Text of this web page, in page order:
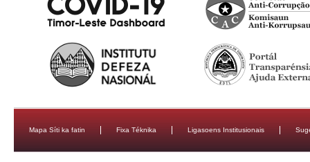
Mapa Síti ka fatin Fixa Téknika Ligasoens Institusionais